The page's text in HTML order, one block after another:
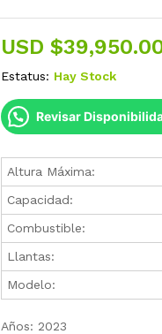
USD $
Estatus: Hay Stock
Revisar
Altura Máxima:
Capacidad:
Combustible:
Llantas:
Modelo:
Años: 2023